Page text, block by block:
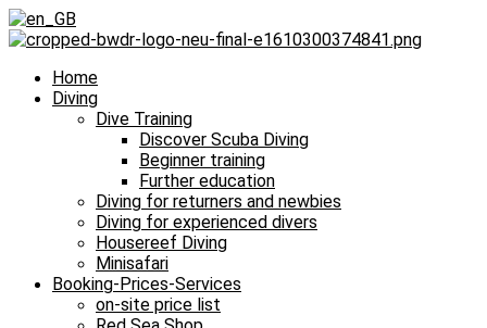
Home
Diving
Dive Training
Discover Scuba Diving
Beginner training
Further education
Diving for returners and newbies
Diving for experienced divers
Housereef Diving
Minisafari
Booking-Prices-Services
on-site price list